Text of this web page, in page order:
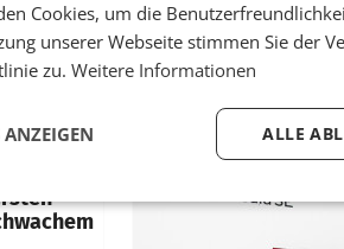
Cookies, um die
unserer Webseite stimmen Sie der
zu. Weitere Informationen
ALLE
ANZEIGEN